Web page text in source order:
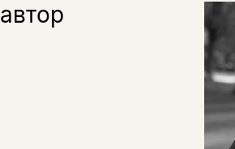
автор